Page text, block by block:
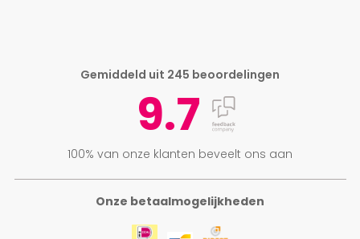
Onze betaalmogelijkheden
Gemiddeld uit 245 beoordelingen
9.7
100% van onze klanten beveelt ons aan